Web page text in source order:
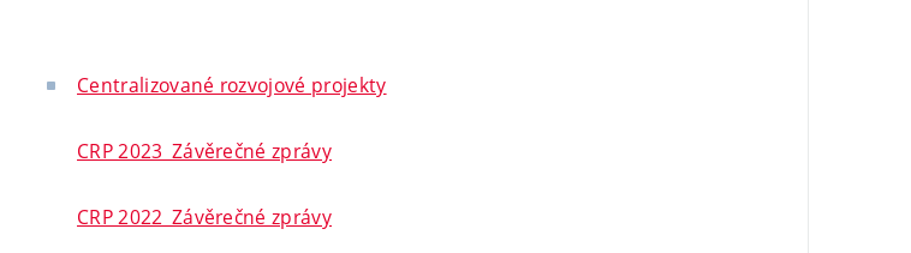
Centralizované rozvojové projekty
CRP 2023_Závěrečné zprávy
CRP 2022_Závěrečné zprávy